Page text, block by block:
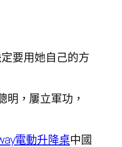
要用她自己的方
明，屢立軍功，
電動升降桌中國